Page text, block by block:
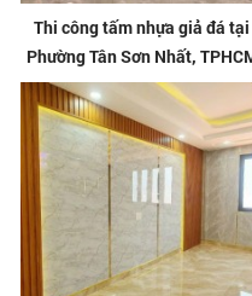
Thi công tấm nhựa giả đá tại
Phường Tân Sơn Nhất,